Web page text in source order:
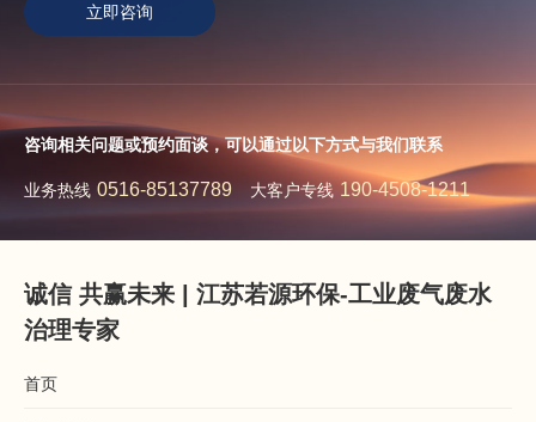
立即咨询
咨询相关问题或预约面谈，可以通过以下方式与我们联系
业务热线 0516-85137789 大客户专线 190-4508-1211
诚信 共赢未来 | 江苏若源环保-工业废气废水
治理专家
首页